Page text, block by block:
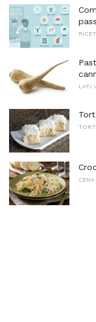
LATI
CENA